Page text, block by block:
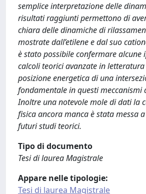
semplice interpretazione delle
risultati raggiunti permettono di
chiara delle dinamiche di
mostrate dall’etilene e dal suo
è stato possibile confermare alcune
calcoli teorici avanzate in letteratura
posizione energetica di una
fondamentale in questi meccanismi
Inoltre una notevole mole di dati la
ﬁsica ancora manca è stata messa
futuri studi teorici.
Tipo di documento
Tesi di laurea Magistrale
Appare nelle tipologie:
Tesi di laurea Magistrale